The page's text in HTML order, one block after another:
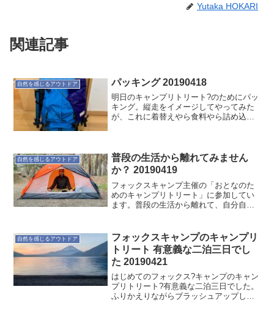
Yutaka HOKARI
関連記事
自然を感じるアウトドア パッキング 20190418
明日のキャンプリトリート?のためにパッ
キング。縦走をイメージしてやってみた
が、これに着替えやら食料やら詰め込ま
自然を感じるアウトドア
普段の生活から離れてみません
か？ 20190419
フォックスキャンプ主催の「おとなのた
めのキャンプリトリート」に参加してい
ます。普段の生活から離れて、自分自身
自然を感じるアウトドア
フォックスキャンプのキャンプリ
トリート 有意義な二泊三日でし
た 20190421
はじめてのフォックス?キャンプのキャン
プリトリート?有意義な二泊三日でした。
ふりかえりながらブラッシュアップして